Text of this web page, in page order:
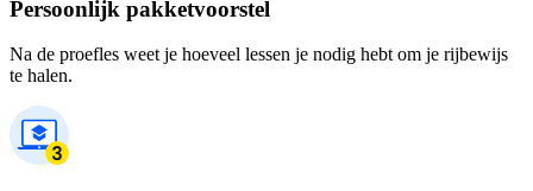
Persoonlijk pakketvoorstel
Na de proefles weet je hoeveel lessen je nodig hebt om je rijbewijs
te halen.